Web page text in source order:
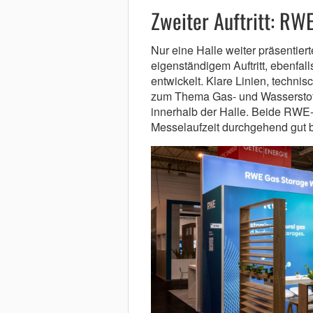
Zweiter Auftritt:
Nur eine Halle weiter
eigenständigem Auftritt,
entwickelt. Klare Linien,
zum Thema Gas- und
innerhalb der Halle. Beide
Messelaufzeit durchgehend gut